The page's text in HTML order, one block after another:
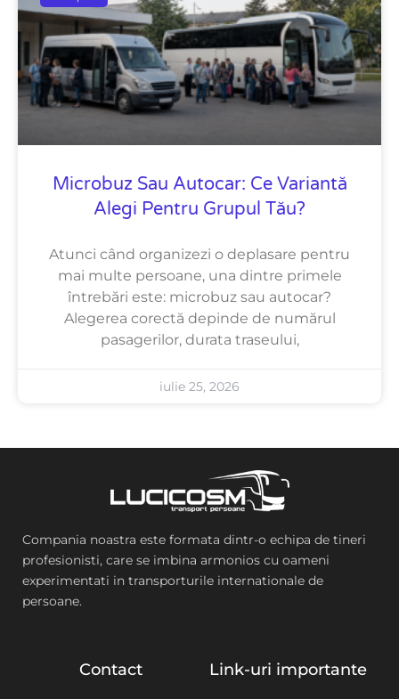
Microbuz Sau Autocar: Ce Variantă
Alegi Pentru Grupul Tău?
Atunci când organizezi o deplasare pentru
mai multe persoane, una dintre primele
întrebări este: microbuz sau autocar?
Alegerea corectă depinde de numărul
pasagerilor, durata traseului,
iulie 25, 2026
Compania noastra este formata dintr-o echipa de tineri
profesionisti, care se imbina armonios cu oameni
experimentati in transporturile internationale de
persoane.
Contact Link-uri importante